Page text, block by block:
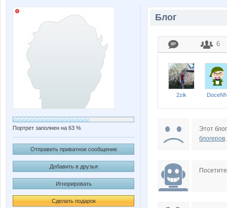
Портрет заполнен на 63 %
Отправить приватное сообщение
Добавить в друзья
Игнорировать
Сделать подарок
Блог
6
2zik
Этот
блогеров.